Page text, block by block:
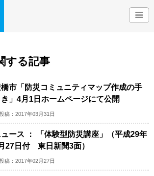
する記事
橋市「防災コミュニティマップ作成の手
き」4月1日ホームページにて公開
稿：2017年03月31日
ュース ： 「体験型防災講座」（平成29年
27日付 東日新聞3面）
稿：2017年02月27日